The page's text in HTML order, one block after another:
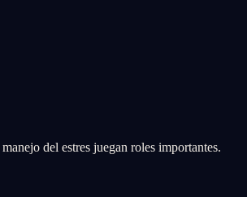
del estres juegan roles importantes.